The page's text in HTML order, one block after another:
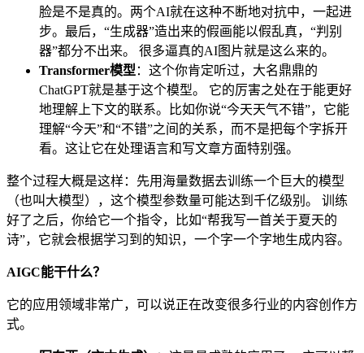
脸是不是真的。两个AI就在这种不断地对抗中，一起进
步。最后，“生成器”造出来的假画能以假乱真，“判别
器”都分不出来。 很多逼真的AI图片就是这么来的。
Transformer模型 ：这个你肯定听过，大名鼎鼎的
ChatGPT就是基于这个模型。 它的厉害之处在于能更好
地理解上下文的联系。比如你说“今天天气不错”，它能
理解“今天”和“不错”之间的关系，而不是把每个字拆开
看。这让它在处理语言和写文章方面特别强。
整个过程大概是这样：先用海量数据去训练一个巨大的模型
（也叫大模型），这个模型参数量可能达到千亿级别。 训练
好了之后，你给它一个指令，比如“帮我写一首关于夏天的
诗”，它就会根据学习到的知识，一个字一个字地生成内容。
AIGC能干什么？
它的应用领域非常广，可以说正在改变很多行业的内容创作方
式。